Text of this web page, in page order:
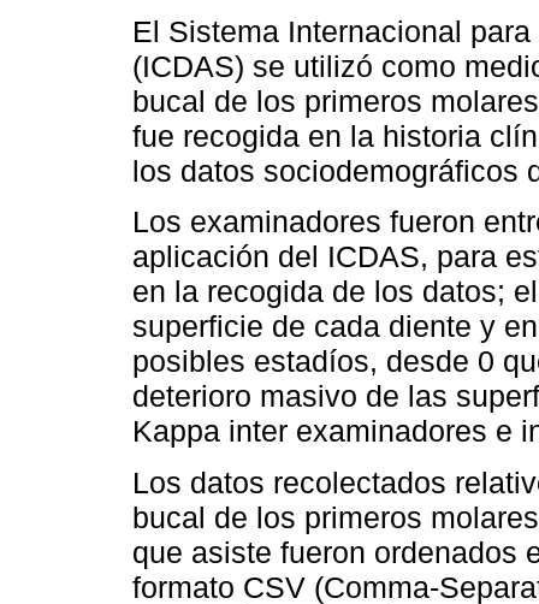
El Sistema Internacional
(ICDAS) se utilizó como
bucal de los primeros
fue recogida en la historia
los datos sociodemográficos
Los examinadores fueron
aplicación del ICDAS, para
en la recogida de los datos;
superficie de cada diente y
posibles estadíos, desde 0
deterioro masivo de las
Kappa inter examinadores e
Los datos recolectados
bucal de los primeros
que asiste fueron ordenados
formato CSV (Comma-